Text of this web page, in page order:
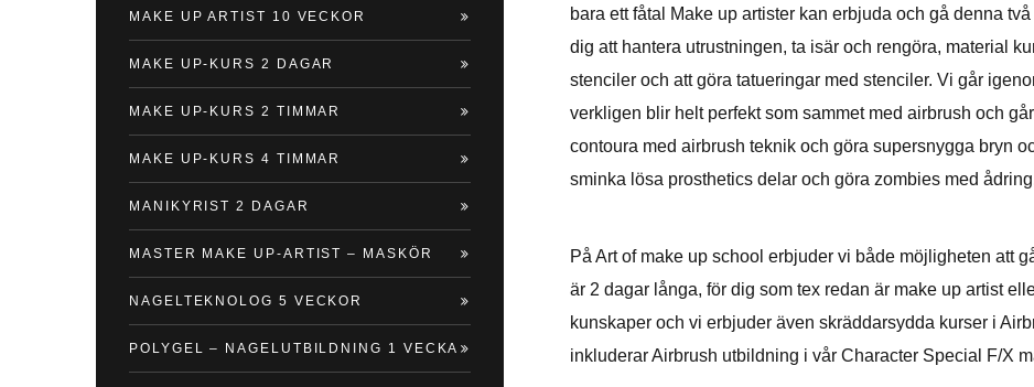
bara ett fåtal Make up artister kan erbjuda och gå denna
dig att hantera utrustningen, ta isär och rengöra, material
stenciler och att göra tatueringar med stenciler. Vi går
verkligen blir helt perfekt som sammet med airbrush och
contoura med airbrush teknik och göra supersnygga bryn
sminka lösa prosthetics delar och göra zombies med
På Art of make up school erbjuder vi både möjligheten att
är 2 dagar långa, för dig som tex redan är make up artist
kunskaper och vi erbjuder även skräddarsydda kurser i
inkluderar Airbrush utbildning i vår Character Special F/X
MAKE UP ARTIST 10 VECKOR
MAKE UP-KURS 2 DAGAR
MAKE UP-KURS 2 TIMMAR
MAKE UP-KURS 4 TIMMAR
MANIKYRIST 2 DAGAR
MASTER MAKE UP-ARTIST – MASKÖR
NAGELTEKNOLOG 5 VECKOR
POLYGEL – NAGELUTBILDNING 1 VECKA